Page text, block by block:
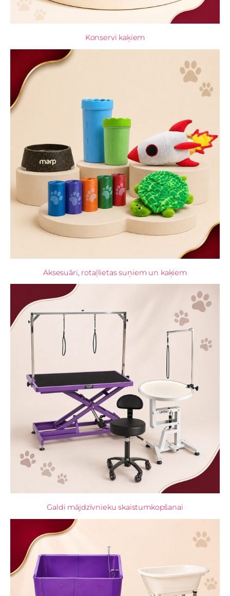
Konservi kaķiem
Aksesuāri, rotaļlietas suņiem un kaķiem
Galdi mājdzīvnieku skaistumkopšanai